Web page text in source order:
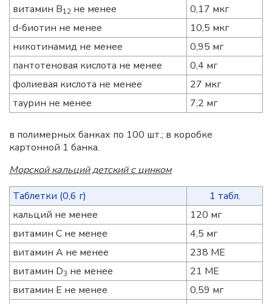
витамин B12 не менее
0,17 мкг
d-биотин не менее
10,5 мкг
никотинамид не менее
0,95 мг
пантотеновая кислота не менее
0,4 мг
фолиевая кислота не менее
27 мкг
таурин не менее
7,2 мг
в полимерных банках по 100 шт.; в коробке
картонной 1 банка.
Морской кальций детский с цинком
Таблетки (0,6 г)
1 табл.
кальций не менее
120 мг
витамин С не менее
4,5 мг
витамин А не менее
238 МЕ
витамин D3 не менее
21 МЕ
витамин Е не менее
0,59 мг